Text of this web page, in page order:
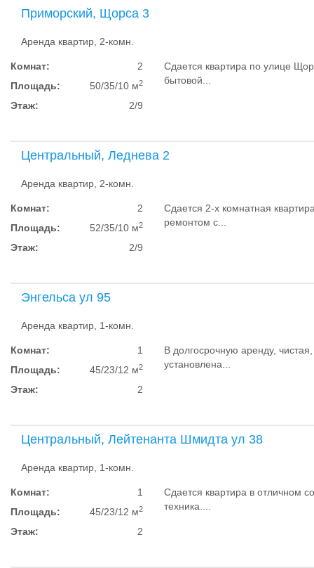
Приморский, Щорса 3
Аренда квартир, 2-комн.
Комнат:
2
Площадь:
50/35/10 м2
Этаж: 2/9
Сдается квартира по улице
бытовой...
Центральный, Леднева 2
Аренда квартир, 2-комн.
Комнат:
2
Площадь:
52/35/10 м2
Этаж: 2/9
Сдается 2-х комнатная
ремонтом с...
Энгельса ул 95
Аренда квартир, 1-комн.
Комнат:
1
Площадь:
45/23/12 м2
Этаж: 2
В долгосрочную аренду,
установлена...
Центральный, Лейтенанта Шмидта ул 38
Аренда квартир, 1-комн.
Комнат:
1
Площадь:
45/23/12 м2
Этаж: 2
Сдается квартира в отличном
техника....